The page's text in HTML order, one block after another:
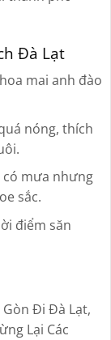
Đà Lạt
mai anh đào
nóng, thích
có mưa nhưng
sắc.
điểm săn
Gòn Đi Đà Lạt,
Lại Các